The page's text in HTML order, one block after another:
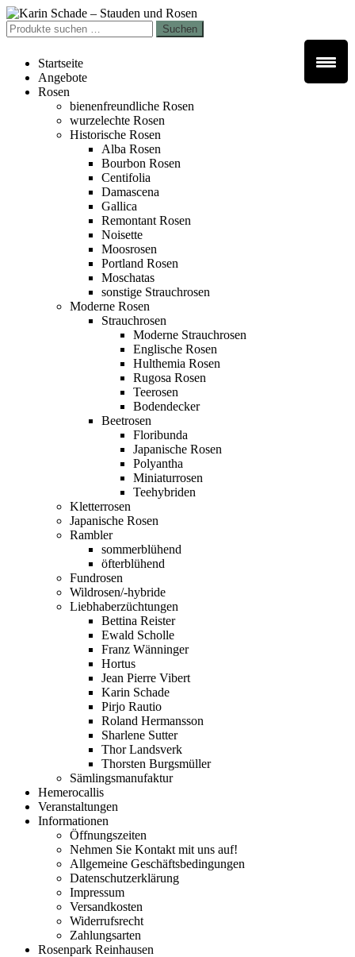
Zur
Navigation
springen
Zum
Inhalt
springen
Suchen
nach:
Suchen
Startseite
Angebote
Rosen
bienenfreundliche Rosen
wurzelechte Rosen
Historische Rosen
Alba Rosen
Bourbon Rosen
Centifolia
Damascena
Gallica
Remontant Rosen
Noisette
Moosrosen
Portland Rosen
Moschatas
sonstige Strauchrosen
Moderne Rosen
Strauchrosen
Moderne Strauchrosen
Englische Rosen
Hulthemia Rosen
Rugosa Rosen
Teerosen
Bodendecker
Beetrosen
Floribunda
Japanische Rosen
Polyantha
Miniaturrosen
Teehybriden
Kletterrosen
Japanische Rosen
Rambler
sommerblühend
öfterblühend
Fundrosen
Wildrosen/-hybride
Liebhaberzüchtungen
Bettina Reister
Ewald Scholle
Franz Wänninger
Hortus
Jean Pierre Vibert
Karin Schade
Pirjo Rautio
Roland Hermansson
Sharlene Sutter
Thor Landsverk
Thorsten Burgsmüller
Sämlingsmanufaktur
Hemerocallis
Veranstaltungen
Informationen
Öffnungszeiten
Nehmen Sie Kontakt mit uns auf!
Allgemeine Geschäftsbedingungen
Datenschutzerklärung
Impressum
Versandkosten
Widerrufsrecht
Zahlungsarten
Rosenpark Reinhausen